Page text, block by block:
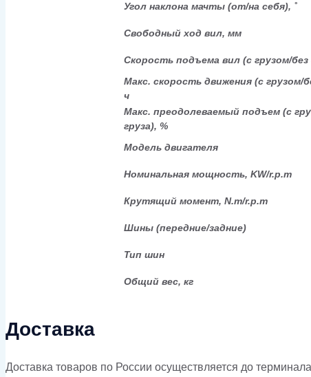
Угол наклона мачты (от/на себя), ˚
Свободный ход вил, мм
Скорость подъема вил (с грузом/без
Макс. скорость движения (с грузом/
ч
Макс. преодолеваемый подъем (с
груза), %
Модель двигателя
Номинальная мощность, KW/r.p.m
Крутящий момент, N.m/r.p.m
Шины (передние/задние)
Тип шин
Общий вес, кг
Доставка
Доставка товаров по России осуществляется до